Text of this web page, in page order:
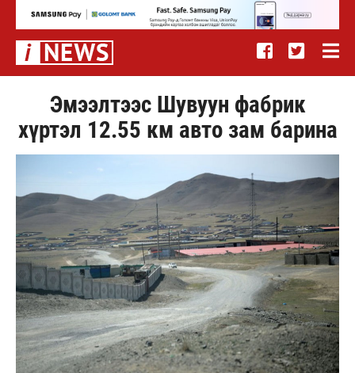
Эмээлтээс Шувуун фабрик
хүртэл 12.55 км авто зам барина